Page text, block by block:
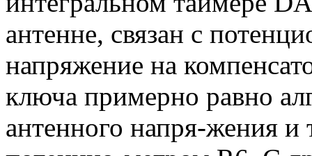
антенне, связан с
напряжение на
ключа примерно равно
антенного напря-жения и